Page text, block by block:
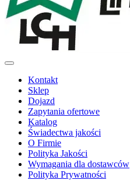
Kontakt
Sklep
Dojazd
Zapytania ofertowe
Katalog
Świadectwa jakości
O Firmie
Polityka Jakości
Wymagania dla dostawców
Polityka Prywatności